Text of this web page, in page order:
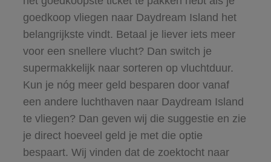
goedkoop vliegen naar Daydream Island het
belangrijkste vindt. Betaal je liever iets meer
voor een snellere vlucht? Dan switch je
supermakkelijk naar sorteren op vluchtduur.
Kun je nóg meer geld besparen door vanaf
een andere luchthaven naar Daydream Island
te vliegen? Dan geven wij die suggestie en zie
je direct hoeveel geld je met die optie
bespaart. Wij vinden dat de zoektocht naar